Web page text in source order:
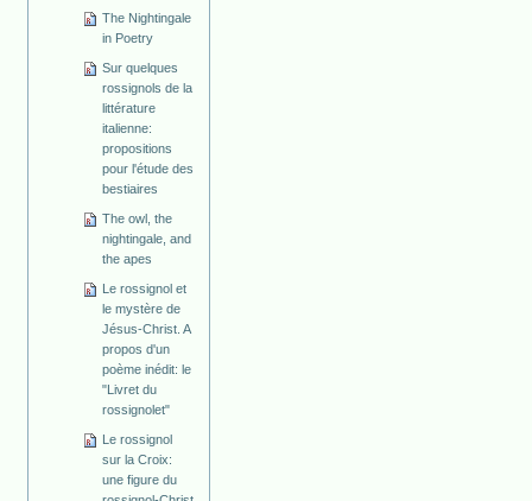
The Nightingale
in Poetry
Sur quelques
rossignols de la
littérature
italienne:
propositions
pour l'étude des
bestiaires
The owl, the
nightingale, and
the apes
Le rossignol et
le mystère de
Jésus-Christ. A
propos d'un
poème inédit: le
"Livret du
rossignolet"
Le rossignol
sur la Croix:
une figure du